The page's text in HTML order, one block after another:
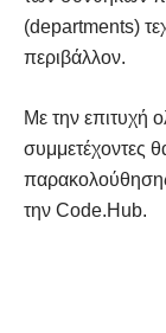
(departments)
περιβάλλον.
Με την επιτυχή
συμμετέχοντες
την Code.Hub.